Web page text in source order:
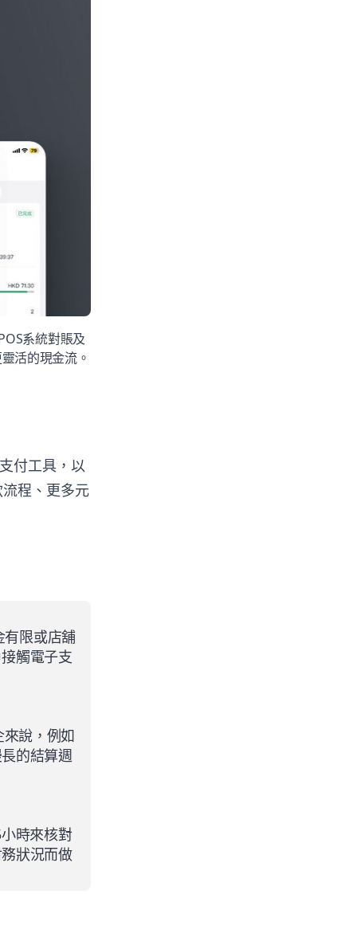
系統對賬及
活的現金流。
付工具，以
程、更多元
有限或店舖
觸電子支
說，例如
的結算週
時來核對
狀況而做